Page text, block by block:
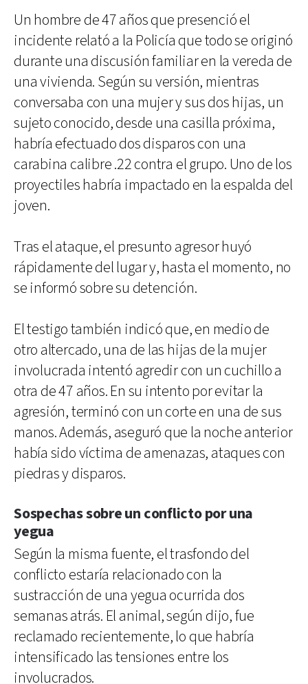
Un hombre de 47 años que presenció el
incidente relató a la Policía que todo se originó
durante una discusión familiar en la vereda de
una vivienda. Según su versión, mientras
conversaba con una mujer y sus dos hijas, un
sujeto conocido, desde una casilla próxima,
habría efectuado dos disparos con una
carabina calibre .22 contra el grupo. Uno de los
proyectiles habría impactado en la espalda del
joven.
Tras el ataque, el presunto agresor huyó
rápidamente del lugar y, hasta el momento, no
se informó sobre su detención.
El testigo también indicó que, en medio de
otro altercado, una de las hijas de la mujer
involucrada intentó agredir con un cuchillo a
otra de 47 años. En su intento por evitar la
agresión, terminó con un corte en una de sus
manos. Además, aseguró que la noche anterior
había sido víctima de amenazas, ataques con
piedras y disparos.
Sospechas sobre un conflicto por una
yegua
Según la misma fuente, el trasfondo del
conflicto estaría relacionado con la
sustracción de una yegua ocurrida dos
semanas atrás. El animal, según dijo, fue
reclamado recientemente, lo que habría
intensificado las tensiones entre los
involucrados.